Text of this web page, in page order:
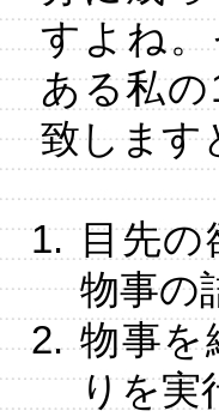
すよね
ある私
致します
目先の
物事の
物事を
りを実